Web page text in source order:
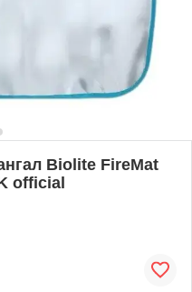
Biolite FireMat
official